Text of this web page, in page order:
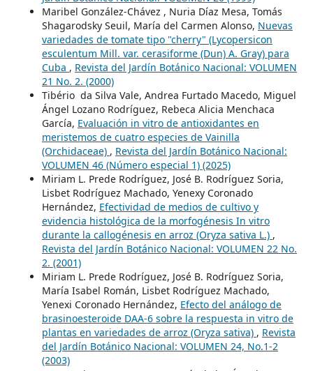
Maribel González-Chávez , Nuria Díaz Mesa, Tomás
Shagarodsky Seuil, María del Carmen Alonso, Nuevas
variedades de tomate tipo "cherry" (Lycopersicon
esculentum Mill. var. cerasiforme (Dun) A. Gray) para
Cuba , Revista del Jardín Botánico Nacional: VOLUMEN
21 No. 2. (2000)
Tibério da Silva Vale, Andrea Furtado Macedo, Miguel
Ángel Lozano Rodríguez, Rebeca Alicia Menchaca
García, Evaluación in vitro de antioxidantes en
meristemos de cuatro especies de Vainilla
(Orchidaceae) , Revista del Jardín Botánico Nacional:
VOLUMEN 46 (Número especial 1) (2025)
Miriam L. Prede Rodríguez, José B. Rodríguez Soria,
Lisbet Rodríguez Machado, Yenexy Coronado
Hernández, Efectividad de medios de cultivo y
evidencia histológica de la morfogénesis In vitro
durante la callogénesis en arroz (Oryza sativa L.) ,
Revista del Jardín Botánico Nacional: VOLUMEN 22 No.
2. (2001)
Miriam L. Prede Rodríguez, José B. Rodríguez Soria,
María Isabel Román, Lisbet Rodríguez Machado,
Yenexi Coronado Hernández, Efecto del análogo de
brasinoesteroide DAA-6 sobre la respuesta in vitro de
plantas en variedades de arroz (Oryza sativa) , Revista
del Jardín Botánico Nacional: VOLUMEN 24, No.1-2
(2003)